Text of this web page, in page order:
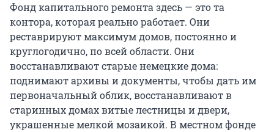
Фонд капитального ремонта здесь — это та
контора, которая реально работает. Они
реставрируют максимум домов, постоянно и
круглогодично, по всей области. Они
восстанавливают старые немецкие дома:
поднимают архивы и документы, чтобы дать им
первоначальный облик, восстанавливают в
старинных домах витые лестницы и двери,
украшенные мелкой мозаикой. В местном фонде